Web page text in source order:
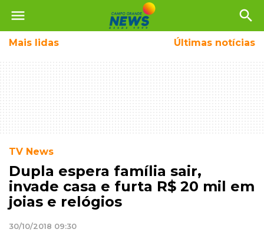
menu search
Mais lidas Últimas notícias
TV News
Dupla espera família sair,
invade casa e furta R$ 20 mil em
joias e relógios
30/10/2018 09:30